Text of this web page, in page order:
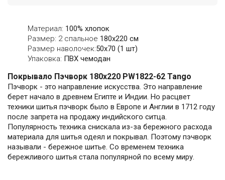
Материал: 100% хлопок
Размер: 2 спальное 180х220 см
Размер наволочек:50x70 (1 шт)
Упаковка: ПВХ чемодан
Покрывало Пэчворк 180х220 PW1822-62 Tango
Пэчворк - это направление искусства. Это направление
берет начало в древнем Египте и Индии. Но расцвет
техники шитья пэчворк было в Европе и Англии в 1712 году
после запрета на продажу индийского ситца.
Популярность техника снискала из-за бережного расхода
материала для шитья одеял и покрывал. Поэтому пэчворк
называли - бережное шитье. Со временем техника
бережливого шитья стала популярной по всему миру.